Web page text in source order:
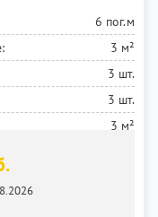
6 пог.м
3 м²
3 шт.
3 шт.
3 м²